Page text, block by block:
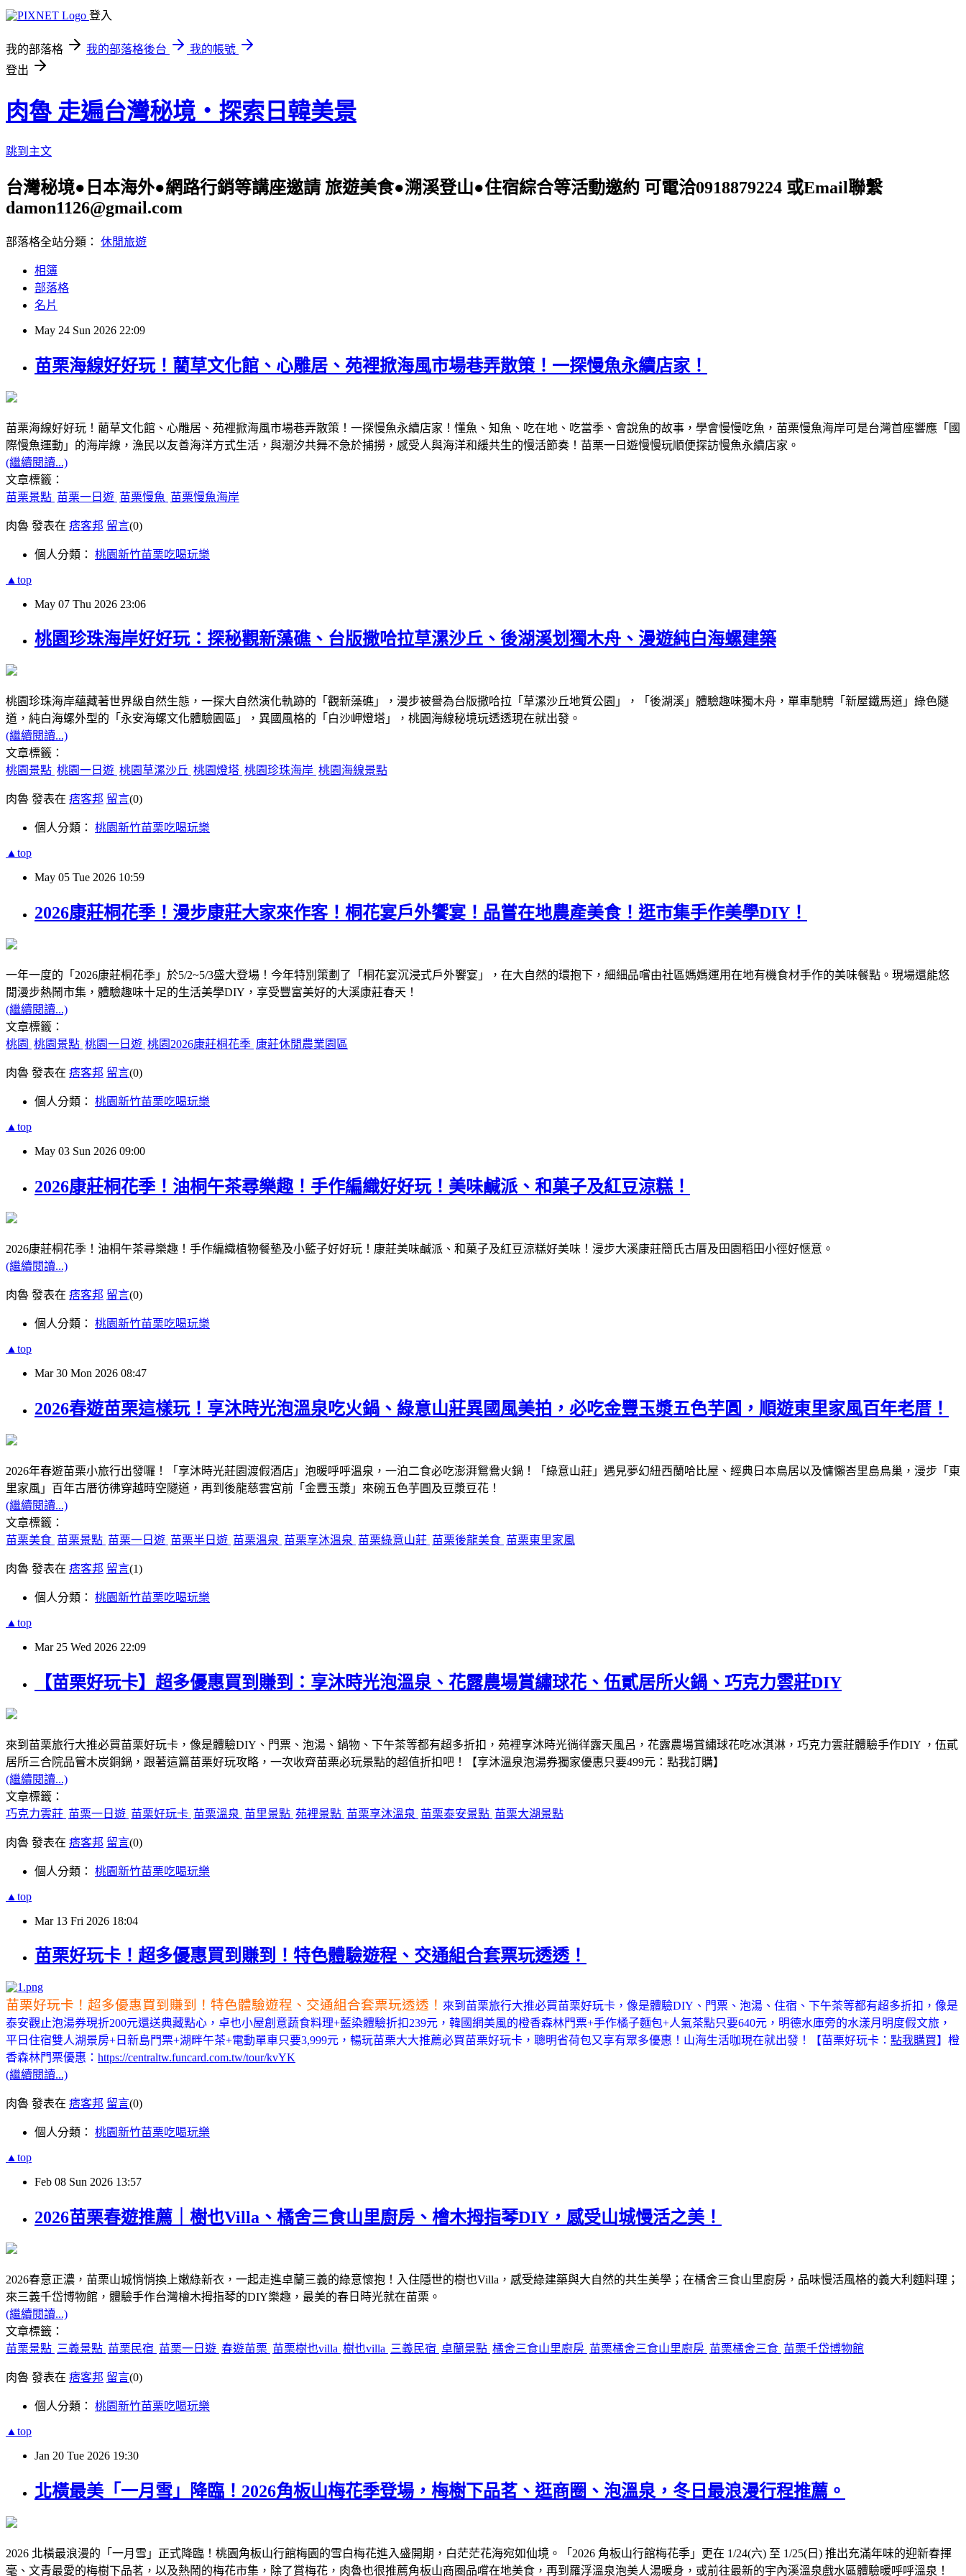
登入
我的部落格 我的部落格後台
我的帳號
登出
肉魯 走遍台灣秘境・探索日韓美景
跳到主文
台灣秘境●日本海外●網路行銷等講座邀請 旅遊美食●溯溪登山●住宿綜合等活動邀約 可電洽0918879224 或Email聯繫
damon1126@gmail.com
部落格全站分類： 休閒旅遊
相簿
部落格
名片
May 24 Sun 2026 22:09
苗栗海線好好玩！藺草文化館、心雕居、苑裡掀海風市場巷弄散策！一探慢魚永續店家！
苗栗海線好好玩！藺草文化館、心雕居、苑裡掀海風市場巷弄散策！一探慢魚永續店家！懂魚、知魚、吃在地、吃當季、會說魚的故事，學會慢慢吃魚，苗栗慢魚海岸可是台灣首座響應「國
際慢魚運動」的海岸線，漁民以友善海洋方式生活，與潮汐共舞不急於捕撈，感受人與海洋和緩共生的慢活節奏！苗栗一日遊慢慢玩順便探訪慢魚永續店家。
(繼續閱讀...)
文章標籤：
苗栗景點 苗栗一日遊 苗栗慢魚 苗栗慢魚海岸
肉魯 發表在 痞客邦 留言(0)
個人分類： 桃園新竹苗栗吃喝玩樂
▲top
May 07 Thu 2026 23:06
桃園珍珠海岸好好玩：探秘觀新藻礁、台版撒哈拉草漯沙丘、後湖溪划獨木舟、漫遊純白海螺建築
桃園珍珠海岸蘊藏著世界級自然生態，一探大自然演化軌跡的「觀新藻礁」，漫步被譽為台版撒哈拉「草漯沙丘地質公園」，「後湖溪」體驗趣味獨木舟，單車馳騁「新屋鐵馬道」綠色隧
道，純白海螺外型的「永安海螺文化體驗園區」，異國風格的「白沙岬燈塔」，桃園海線秘境玩透透現在就出發。
(繼續閱讀...)
文章標籤：
桃園景點 桃園一日遊 桃園草漯沙丘 桃園燈塔 桃園珍珠海岸 桃園海線景點
肉魯 發表在 痞客邦 留言(0)
個人分類： 桃園新竹苗栗吃喝玩樂
▲top
May 05 Tue 2026 10:59
2026康莊桐花季！漫步康莊大家來作客！桐花宴戶外饗宴！品嘗在地農產美食！逛市集手作美學DIY！
一年一度的「2026康莊桐花季」於5/2~5/3盛大登場！今年特別策劃了「桐花宴沉浸式戶外饗宴」，在大自然的環抱下，細細品嚐由社區媽媽運用在地有機食材手作的美味餐點。現場還能悠
閒漫步熱鬧市集，體驗趣味十足的生活美學DIY，享受豐富美好的大溪康莊春天！
(繼續閱讀...)
文章標籤：
桃園 桃園景點 桃園一日遊 桃園2026康莊桐花季 康莊休閒農業園區
肉魯 發表在 痞客邦 留言(0)
個人分類： 桃園新竹苗栗吃喝玩樂
▲top
May 03 Sun 2026 09:00
2026康莊桐花季！油桐午茶尋樂趣！手作編織好好玩！美味鹹派、和菓子及紅豆涼糕！
2026康莊桐花季！油桐午茶尋樂趣！手作編織植物餐墊及小籃子好好玩！康莊美味鹹派、和菓子及紅豆涼糕好美味！漫步大溪康莊簡氏古厝及田園稻田小徑好愜意。
(繼續閱讀...)
肉魯 發表在 痞客邦 留言(0)
個人分類： 桃園新竹苗栗吃喝玩樂
▲top
Mar 30 Mon 2026 08:47
2026春遊苗栗這樣玩！享沐時光泡溫泉吃火鍋、綠意山莊異國風美拍，必吃金豐玉漿五色芋圓，順遊東里家風百年老厝！
2026年春遊苗栗小旅行出發囉！「享沐時光莊園渡假酒店」泡暖呼呼溫泉，一泊二食必吃澎湃鴛鴦火鍋！「綠意山莊」遇見夢幻紐西蘭哈比屋、經典日本鳥居以及慵懶峇里島鳥巢，漫步「東
里家風」百年古厝彷彿穿越時空隧道，再到後龍慈雲宮前「金豐玉漿」來碗五色芋圓及豆漿豆花！
(繼續閱讀...)
文章標籤：
苗栗美食 苗栗景點 苗栗一日遊 苗栗半日遊 苗栗溫泉 苗栗享沐溫泉 苗栗綠意山莊 苗栗後龍美食 苗栗東里家風
肉魯 發表在 痞客邦 留言(1)
個人分類： 桃園新竹苗栗吃喝玩樂
▲top
Mar 25 Wed 2026 22:09
【苗栗好玩卡】超多優惠買到賺到：享沐時光泡溫泉、花露農場賞繡球花、伍貳居所火鍋、巧克力雲莊DIY
來到苗栗旅行大推必買苗栗好玩卡，像是體驗DIY、門票、泡湯、鍋物、下午茶等都有超多折扣，苑裡享沐時光徜徉露天風呂，花露農場賞繡球花吃冰淇淋，巧克力雲莊體驗手作DIY ，伍貳
居所三合院品嘗木炭銅鍋，跟著這篇苗栗好玩攻略，一次收齊苗栗必玩景點的超值折扣吧！【享沐溫泉泡湯券獨家優惠只要499元：點我訂購】
(繼續閱讀...)
文章標籤：
巧克力雲莊 苗栗一日遊 苗栗好玩卡 苗栗溫泉 苗里景點 苑裡景點 苗栗享沐溫泉 苗栗泰安景點 苗栗大湖景點
肉魯 發表在 痞客邦 留言(0)
個人分類： 桃園新竹苗栗吃喝玩樂
▲top
Mar 13 Fri 2026 18:04
苗栗好玩卡！超多優惠買到賺到！特色體驗遊程、交通組合套票玩透透！
苗栗好玩卡！超多優惠買到賺到！特色體驗遊程、交通組合套票玩透透！ 來到苗栗旅行大推必買苗栗好玩卡，像是體驗DIY、門票、泡湯、住宿、下午茶等都有超多折扣，像是
泰安觀止泡湯券現折200元還送典藏點心，卓也小屋創意蔬食料理+藍染體驗折扣239元，韓國網美風的橙香森林門票+手作橘子麵包+人氣茶點只要640元，明德水庫旁的水漾月明度假文旅，
平日住宿雙人湖景房+日新島門票+湖畔午茶+電動單車只要3,999元，暢玩苗栗大大推薦必買苗栗好玩卡，聰明省荷包又享有眾多優惠！山海生活咖現在就出發！【苗栗好玩卡： 點我購買】橙
香森林門票優惠： https://centraltw.funcard.com.tw/tour/kvYK
(繼續閱讀...)
肉魯 發表在 痞客邦 留言(0)
個人分類： 桃園新竹苗栗吃喝玩樂
▲top
Feb 08 Sun 2026 13:57
2026苗栗春遊推薦｜樹也Villa、橘舍三食山里廚房、檜木拇指琴DIY，感受山城慢活之美！
2026春意正濃，苗栗山城悄悄換上嫩綠新衣，一起走進卓蘭三義的綠意懷抱！入住隱世的樹也Villa，感受綠建築與大自然的共生美學；在橘舍三食山里廚房，品味慢活風格的義大利麵料理；
來三義千岱博物館，體驗手作台灣檜木拇指琴的DIY樂趣，最美的春日時光就在苗栗。
(繼續閱讀...)
文章標籤：
苗栗景點 三義景點 苗栗民宿 苗栗一日遊 春遊苗栗 苗栗樹也villa 樹也villa 三義民宿 卓蘭景點 橘舍三食山里廚房 苗栗橘舍三食山里廚房 苗栗橘舍三食 苗栗千岱博物館
肉魯 發表在 痞客邦 留言(0)
個人分類： 桃園新竹苗栗吃喝玩樂
▲top
Jan 20 Tue 2026 19:30
北橫最美「一月雪」降臨！2026角板山梅花季登場，梅樹下品茗、逛商圈、泡溫泉，冬日最浪漫行程推薦。
2026 北橫最浪漫的「一月雪」正式降臨！桃園角板山行館梅園的雪白梅花進入盛開期，白茫茫花海宛如仙境。「2026 角板山行館梅花季」更在 1/24(六) 至 1/25(日) 推出充滿年味的迎新春揮
毫、文青最愛的梅樹下品茗，以及熱鬧的梅花市集，除了賞梅花，肉魯也很推薦角板山商圈品嚐在地美食，再到羅浮溫泉泡美人湯暖身，或前往最新的宇內溪溫泉戲水區體驗暖呼呼溫泉！